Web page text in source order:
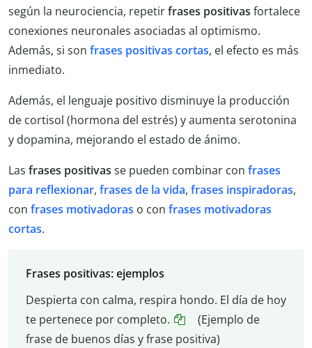
según la neurociencia, repetirfrases positivas fortalece
conexiones neuronales asociadas al optimismo.
Además, si son frases positivas cortas, el efecto es más
inmediato.
Además, el lenguaje positivo disminuye la producción
de cortisol (hormona del estrés) y aumenta serotonina
y dopamina, mejorando el estado de ánimo.
Las frases positivas se pueden combinar con frases
para reflexionar, frases de la vida, frases inspiradoras,
con frases motivadoras o con frases motivadoras
cortas.
Frases positivas: ejemplos
Despierta con calma, respira hondo. El día de hoy
te pertenece por completo.
(Ejemplo de
frase de buenos días y frase positiva)